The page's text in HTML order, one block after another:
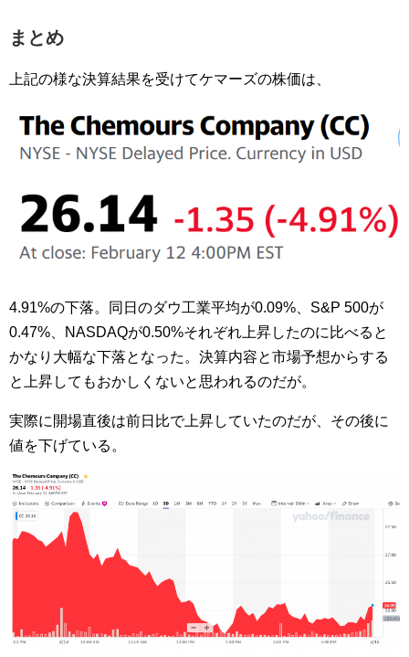
まとめ
上記の様な決算結果を受けてケマーズの株価は、
4.91%の下落。同日のダウ工業平均が0.09%、S&P 500が
0.47%、NASDAQが0.50%それぞれ上昇したのに比べると
かなり大幅な下落となった。決算内容と市場予想からする
と上昇してもおかしくないと思われるのだが。
実際に開場直後は前日比で上昇していたのだが、その後に
値を下げている。